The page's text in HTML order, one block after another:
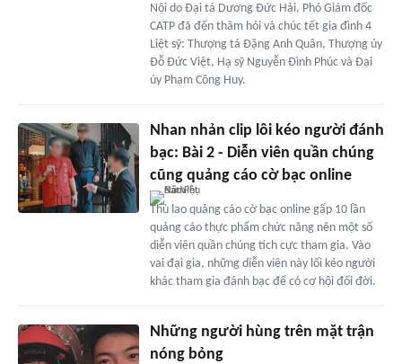
Nội do Đại tá Dương Đức Hải, Phó Giám đốc
CATP đã đến thăm hỏi và chúc tết gia đình 4
Liệt sỹ: Thượng tá Đặng Anh Quân, Thượng úy
Đỗ Đức Việt, Hạ sỹ Nguyễn Đình Phúc và Đại
úy Phạm Công Huy.
Nhan nhản clip lôi kéo người đánh
bạc: Bài 2 - Diễn viên quần chúng
cũng quảng cáo cờ bạc online
Thù lao quảng cáo cờ bạc online gấp 10 lần
quảng cáo thực phẩm chức năng nên một số
diễn viên quần chúng tích cực tham gia. Vào
vai đại gia, những diễn viên này lối kéo người
khác tham gia đánh bạc để có cơ hội đổi đời.
Những người hùng trên mặt trận
nóng bỏng